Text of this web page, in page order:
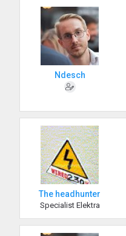
Ndesch
The headhunter
Specialist Elektra